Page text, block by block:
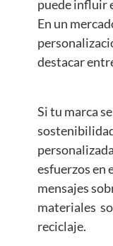
puede influir
En un
destacar
Si tu marca
esfuerzos en
mensajes
materiales
reciclaje.